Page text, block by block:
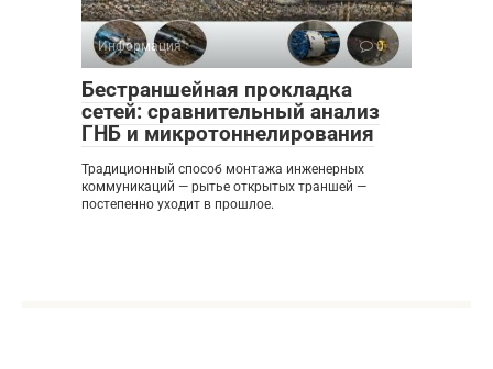
Информация 0
Бестраншейная прокладка
сетей: сравнительный анализ
ГНБ и микротоннелирования
Традиционный способ монтажа инженерных
коммуникаций — рытье открытых траншей —
постепенно уходит в прошлое.